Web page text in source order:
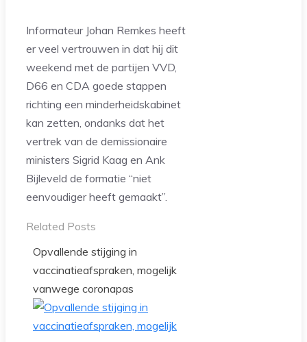
Informateur Johan Remkes heeft
er veel vertrouwen in dat hij dit
weekend met de partijen VVD,
D66 en CDA goede stappen
richting een minderheidskabinet
kan zetten, ondanks dat het
vertrek van de demissionaire
ministers Sigrid Kaag en Ank
Bijleveld de formatie “niet
eenvoudiger heeft gemaakt”.
Related Posts
Opvallende stijging in
vaccinatieafspraken, mogelijk
vanwege coronapas